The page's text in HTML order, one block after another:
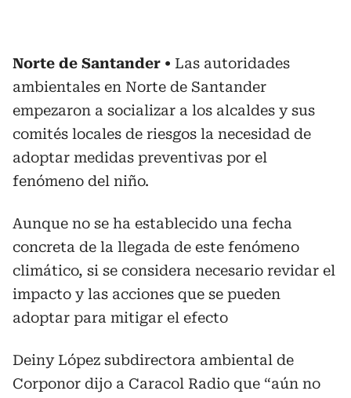
Norte de Santander
Las autoridades
ambientales en Norte de Santander
empezaron a socializar a los alcaldes y sus
comités locales de riesgos la necesidad de
adoptar medidas preventivas por el
fenómeno del niño.
Aunque no se ha establecido una fecha
concreta de la llegada de este fenómeno
climático, si se considera necesario revidar el
impacto y las acciones que se pueden
adoptar para mitigar el efecto
Deiny López subdirectora ambiental de
Corponor dijo a Caracol Radio que “aún no